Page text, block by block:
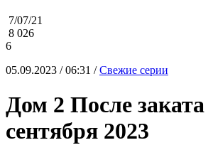
7/07/21
8 026
6
05.09.2023 / 06:31 /Свежие серии
Дом 2 После
сентября 2023